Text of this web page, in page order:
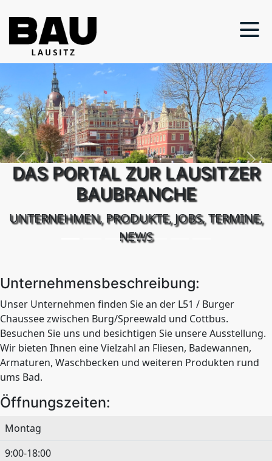
DAS PORTAL ZUR LAUSITZER
BAUBRANCHE
UNTERNEHMEN, PRODUKTE, JOBS, TERMINE,
NEWS
Previous Next
Unternehmensbeschreibung:
Unser Unternehmen finden Sie an der L51 / Burger
Chaussee zwischen Burg/Spreewald und Cottbus.
Besuchen Sie uns und besichtigen Sie unsere Ausstellung.
Wir bieten Ihnen eine Vielzahl an Fliesen, Badewannen,
Armaturen, Waschbecken und weiteren Produkten rund
ums Bad.
Öffnungszeiten:
Montag
9:00-18:00